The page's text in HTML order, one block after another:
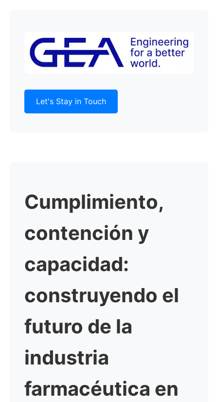
Let's Stay in Touch
Cumplimiento,
contención y
capacidad:
construyendo el
futuro de la
industria
farmacéutica en